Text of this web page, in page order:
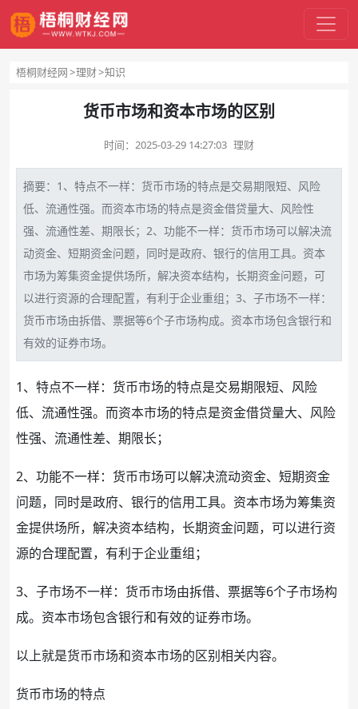
梧桐财经网 理财 知识
货币市场和资本市场的区别
时间： 2025-03-29 14:27:03 理财
摘要：1、特点不一样： 货币市场的特点是交易期限短、 风险
低、流通性强。而资本市场的特点是资金借贷量大、风险性
强、流通性差、期限长；2、功能不一样： 货币市场可以解决流
动资金、短期资金问题，同时是政府、 银行的信用工具。资本
市场为筹集资金提供场所，解决资本结构，长期资金问题，可
以进行资源的合理配置，有利于企业重组；3、子市场不一样：
货币市场由拆借、 票据等6个子市场构成。资本市场包含银行和
有效的证券市场。
1、特点不一样：货币市场的特点是交易期限短、风险
低、流通性强。而资本市场的特点是资金借贷量大、风险
性强、流通性差、期限长；
2、功能不一样：货币市场可以解决流动资金、短期资金
问题，同时是政府、银行的信用工具。资本市场为筹集资
金提供场所，解决资本结构，长期资金问题，可以进行资
源的合理配置，有利于企业重组；
3、子市场不一样：货币市场由拆借、票据等6个子市场构
成。资本市场包含银行和有效的证券市场。
以上就是货币市场和资本市场的区别相关内容。
货币市场的特点